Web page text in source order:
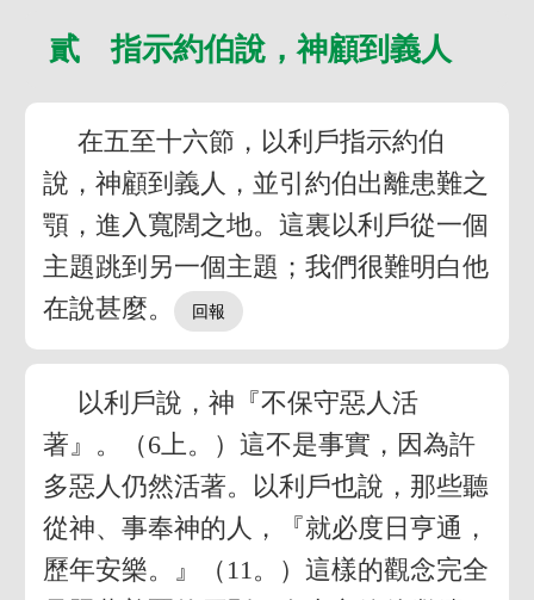
貳 指示約伯說，神顧到義人
在五至十六節，以利戶指示約伯
說，神顧到義人，並引約伯出離患難之
顎，進入寬闊之地。這裏以利戶從一個
主題跳到另一個主題；我們很難明白他
在說甚麼。
以利戶說，神『不保守惡人活
著』。（6上。）這不是事實，因為許
多惡人仍然活著。以利戶也說，那些聽
從神、事奉神的人，『就必度日亨通，
歷年安樂。』（11。）這樣的觀念完全